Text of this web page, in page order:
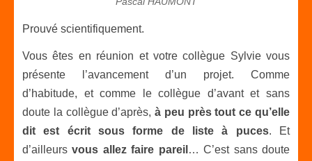
Prouvé scientifiquement.
Vous êtes en réunion et votre collègue Sylvie vous
présente l’avancement d’un projet. Comme
d’habitude, et comme le collègue d’avant et sans
doute la collègue d’après,à peu près tout ce qu’elle
dit est écrit sous forme de liste à puces. Et
d’ailleursvous allez faire pareil … C’est sans doute